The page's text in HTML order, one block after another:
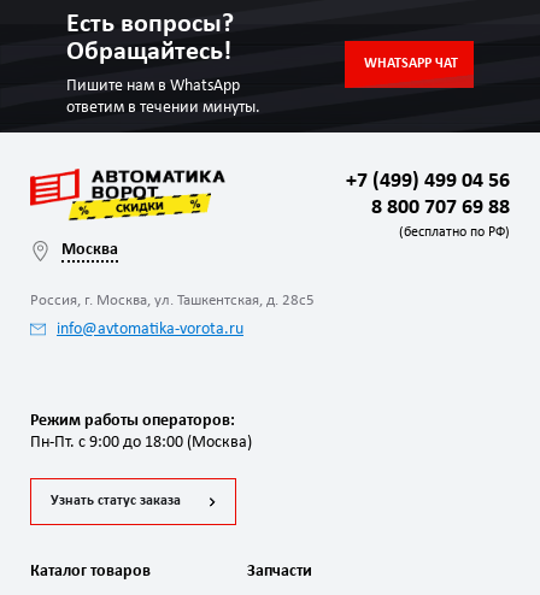
Есть вопросы?
Обращайтесь!
Пишите нам в WhatsApp
ответим в течении минуты.
WHATSAPP ЧАТ
Москва
Россия, г. Москва, ул. Ташкентская, д. 28с5
info@avtomatika-vorota.ru
+7 (499) 499 04 56
8 800 707 69 88
(бесплатно по РФ)
Режим работы операторов:
Пн-Пт. с 9:00 до 18:00 (Москва)
Узнать статус заказа
Каталог товаров Запчасти